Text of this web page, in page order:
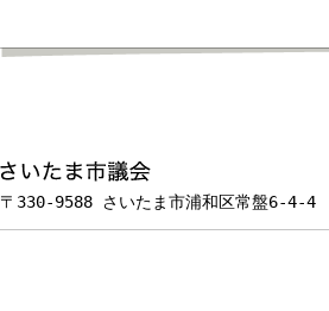
〒330-9588 さいたま市浦和区常盤6-4-4